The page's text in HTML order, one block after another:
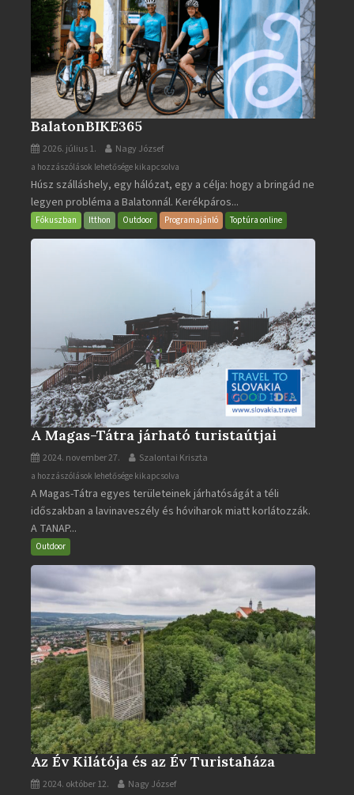
BalatonBIKE365
2026. július 1. Nagy József
BalatonBIKE365
bejegyzéshez
a hozzászólások lehetősége kikapcsolva
Húsz szálláshely, egy hálózat, egy a célja: hogy a bringád ne
legyen probléma a Balatonnál. Kerékpáros...
Fókuszban Itthon Outdoor Programajánló Toptúra online
A Magas-Tátra járható turistaútjai
2024. november 27. Szalontai Kriszta
A
Magas-
Tátra
járható
turistaútjai
a hozzászólások lehetősége kikapcsolva
A Magas-Tátra egyes területeinek járhatóságát a téli
időszakban a lavinaveszély és hóviharok miatt korlátozzák.
A TANAP...
Outdoor
Az Év Kilátója és az Év Turistaháza
2024. október 12. Nagy József